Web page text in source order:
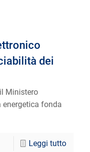
dei
Ministero
energetica fonda
Leggi tutto